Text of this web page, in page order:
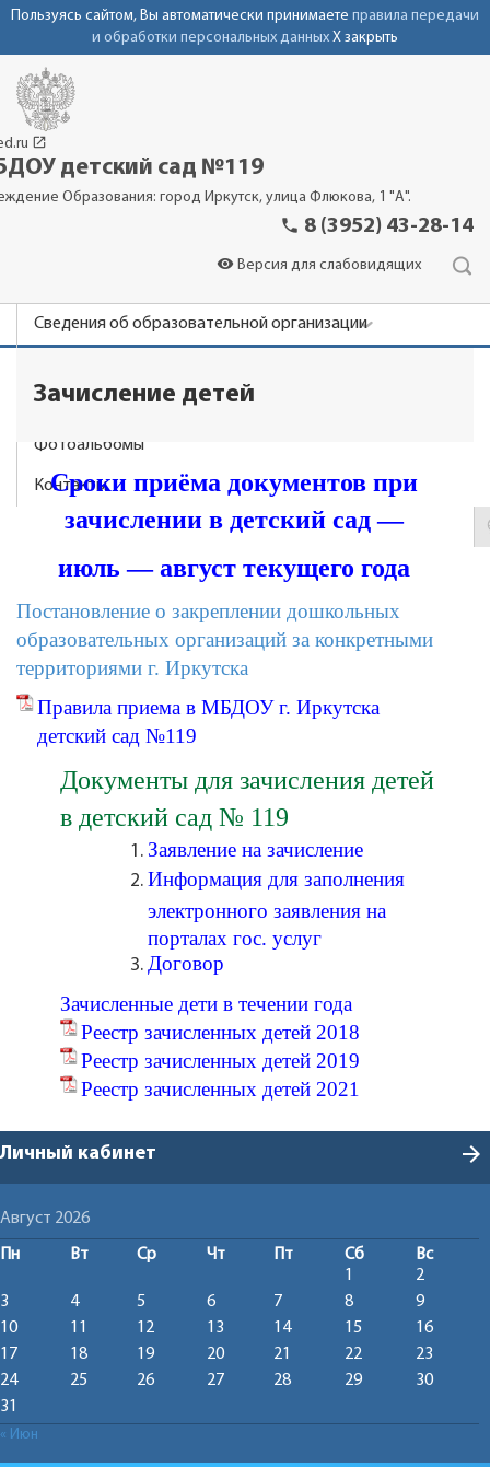
Пользуясь сайтом, Вы автоматически принимаете правила передачи
и обработки персональных данных X закрыть
launch
детский сад №119
Образования: город Иркутск, улица Флюкова, 1 "А".
phone 8 (3952) 43-28-14
visibility Версия для слабовидящих
Сведения об образовательной организации
Родителям
Фотоальбомы
Контакты
Зачисление детей
Сроки приёма документов при
зачислении в детский сад —
июль — август текущего года
Постановление о закреплении дошкольных
образовательных организаций за конкретными
территориями г. Иркутска
Правила приема в МБДОУ г. Иркутска
детский сад №119
Документы для зачисления детей
в детский сад № 119
Заявление на зачисление
Информация для заполнения
электронного заявления на
порталах гос. услуг
Договор
Зачисленные дети в течении года
Реестр зачисленных детей 2018
Реестр зачисленных детей 2019
Реестр зачисленных детей 2021
Личный кабинет arrow_forward
Август 2026
Пн Вт Ср Чт Пт Сб
Вс
1
2
3
4 5 6 7 8
9
10
11 12 13 14 15
16
17
18 19 20 21 22
23
24
25 26 27 28 29
30
31
« Июн